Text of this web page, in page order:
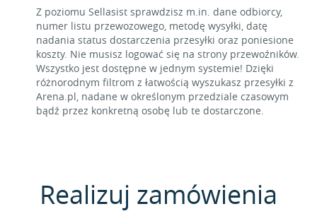
Z poziomu Sellasist sprawdzisz m.in. dane odbiorcy,
numer listu przewozowego, metodę wysyłki, datę
nadania status dostarczenia przesyłki oraz poniesione
koszty. Nie musisz logować się na strony przewoźników.
Wszystko jest dostępne w jednym systemie! Dzięki
różnorodnym filtrom z łatwością wyszukasz przesyłki z
Arena.pl, nadane w określonym przedziale czasowym
bądź przez konkretną osobę lub te dostarczone.
Realizuj zamówienia